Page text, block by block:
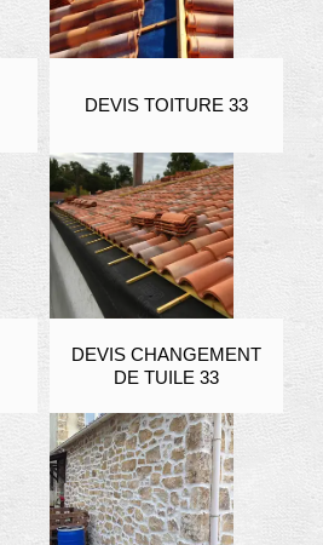
DEVIS TOITURE 33
DEVIS CHANGEMENT
DE TUILE 33